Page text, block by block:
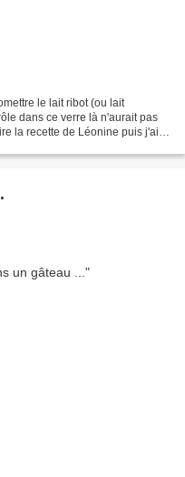
le lait ribot (ou lait
dans ce verre là n'aurait pas
la recette de Léonine puis j'ai